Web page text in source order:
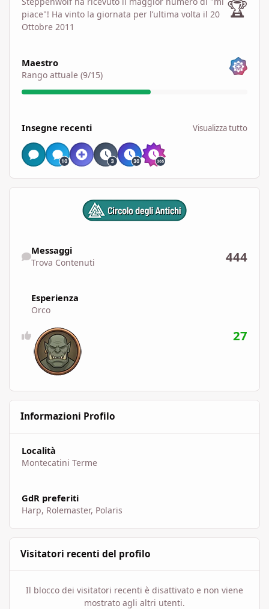
piace"! Ha vinto la giornata per l’ultima volta il 20
Ottobre 2011
🏆
Maestro
Rango attuale (9/15)
Insegne recenti Visualizza tutto
Messaggi
Trova Contenuti 444
Esperienza
Orco
27
Informazioni Profilo
Località
Montecatini Terme
GdR preferiti
Harp, Rolemaster, Polaris
Visitatori recenti del profilo
Il blocco dei visitatori recenti è disattivato e non viene
mostrato agli altri utenti.